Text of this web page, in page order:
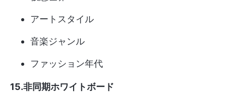
アートスタイル
音楽ジャンル
ファッション年代
15.非同期ホワイトボード